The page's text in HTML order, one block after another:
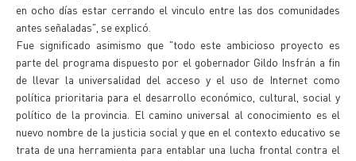
en ocho días estar cerrando el vinculo entre las dos comunidades
antes señaladas", se explicó.
Fue significado asimismo que "todo este ambicioso proyecto es
parte del programa dispuesto por el gobernador Gildo Insfrán a fin
de llevar la universalidad del acceso y el uso de Internet como
política prioritaria para el desarrollo económico, cultural, social y
político de la provincia. El camino universal al conocimiento es el
nuevo nombre de la justicia social y que en el contexto educativo se
trata de una herramienta para entablar una lucha frontal contra el